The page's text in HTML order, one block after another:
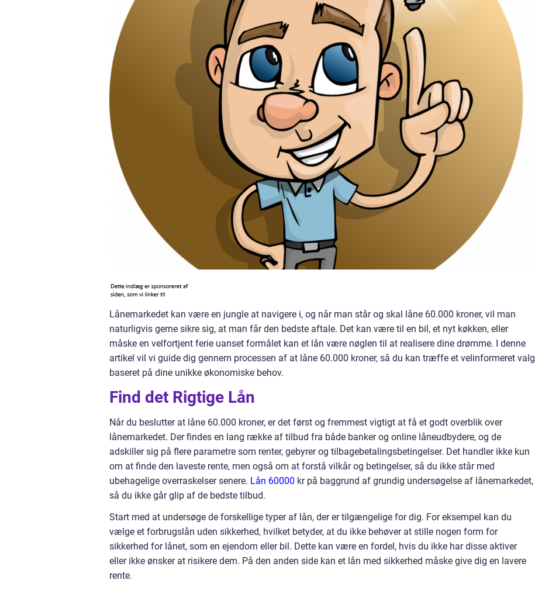
Lånemarkedet kan være en jungle at navigere i, og når man står og skal låne 60.000 kroner, vil man
naturligvis gerne sikre sig, at man får den bedste aftale. Det kan være til en bil, et nyt køkken, eller
måske en velfortjent ferie uanset formålet kan et lån være nøglen til at realisere dine drømme. I denne
artikel vil vi guide dig gennem processen af at låne 60.000 kroner, så du kan træffe et velinformeret valg
baseret på dine unikke økonomiske behov.
Find det Rigtige Lån
Når du beslutter at låne 60.000 kroner, er det først og fremmest vigtigt at få et godt overblik over
lånemarkedet. Der findes en lang række af tilbud fra både banker og online låneudbydere, og de
adskiller sig på flere parametre som renter, gebyrer og tilbagebetalingsbetingelser. Det handler ikke kun
om at finde den laveste rente, men også om at forstå vilkår og betingelser, så du ikke står med
ubehagelige overraskelser senere. Lån 60000 kr på baggrund af grundig undersøgelse af lånemarkedet,
så du ikke går glip af de bedste tilbud.
Start med at undersøge de forskellige typer af lån, der er tilgængelige for dig. For eksempel kan du
vælge et forbrugslån uden sikkerhed, hvilket betyder, at du ikke behøver at stille nogen form for
sikkerhed for lånet, som en ejendom eller bil. Dette kan være en fordel, hvis du ikke har disse aktiver
eller ikke ønsker at risikere dem. På den anden side kan et lån med sikkerhed måske give dig en lavere
rente.